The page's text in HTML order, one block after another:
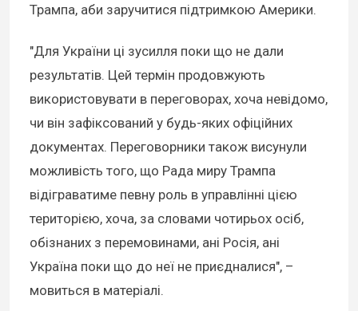
Трампа, аби заручитися підтримкою Америки.
"Для України ці зусилля поки що не дали
результатів. Цей термін продовжують
використовувати в переговорах, хоча невідомо,
чи він зафіксований у будь-яких офіційних
документах. Переговорники також висунули
можливість того, що Рада миру Трампа
відіграватиме певну роль в управлінні цією
територією, хоча, за словами чотирьох осіб,
обізнаних з перемовинами, ані Росія, ані
Україна поки що до неї не приєдналися", –
мовиться в матеріалі.